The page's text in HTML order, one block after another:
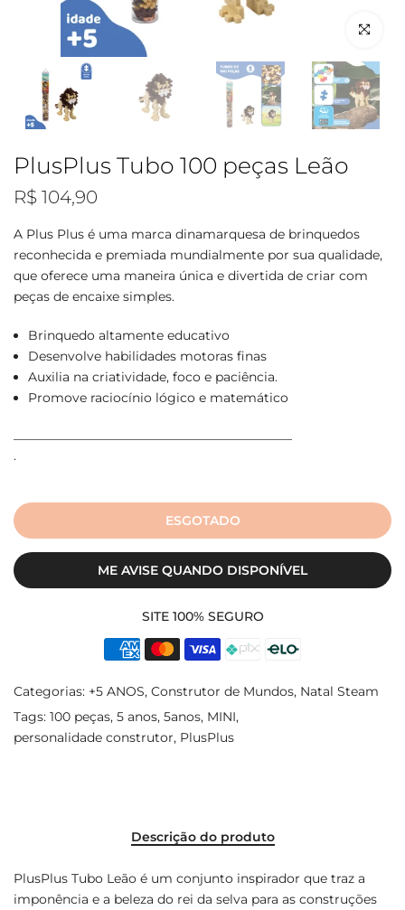
Clique
PlusPlus Tubo 100 peças Leão
R$ 104,90
A Plus Plus é uma marca dinamarquesa de brinquedos
reconhecida e premiada mundialmente por sua qualidade,
que oferece uma maneira única e divertida de criar com
peças de encaixe simples.
Brinquedo altamente educativo
Desenvolve habilidades motoras finas
Auxilia na criatividade, foco e paciência.
Promove raciocínio lógico e matemático
.
ESGOTADO
ME AVISE QUANDO DISPONÍVEL
SITE 100% SEGURO
Categorias: +5 ANOS Construtor de Mundos Natal Steam
Tags: 100 peças 5 anos 5anos MINI
personalidade construtor PlusPlus
Descrição do produto
PlusPlus Tubo Leão é um conjunto inspirador que traz a
imponência e a beleza do rei da selva para as construções